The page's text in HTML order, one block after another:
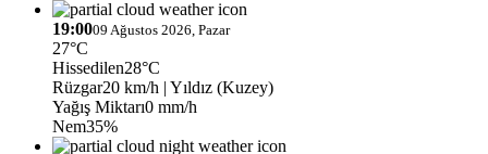
19:0009 Ağustos 2026, Pazar
27°C
Hissedilen28°C
Rüzgar20 km/h | Yıldız (Kuzey)
Yağış Miktarı0 mm/h
Nem35%